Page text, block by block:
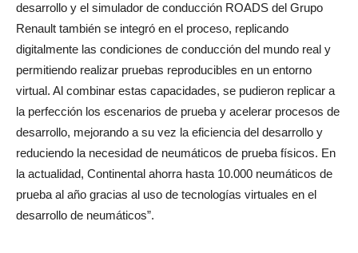
desarrollo y el simulador de conducción ROADS del Grupo
Renault también se integró en el proceso, replicando
digitalmente las condiciones de conducción del mundo real y
permitiendo realizar pruebas reproducibles en un entorno
virtual. Al combinar estas capacidades, se pudieron replicar a
la perfección los escenarios de prueba y acelerar procesos de
desarrollo, mejorando a su vez la eficiencia del desarrollo y
reduciendo la necesidad de neumáticos de prueba físicos. En
la actualidad, Continental ahorra hasta 10.000 neumáticos de
prueba al año gracias al uso de tecnologías virtuales en el
desarrollo de neumáticos”.